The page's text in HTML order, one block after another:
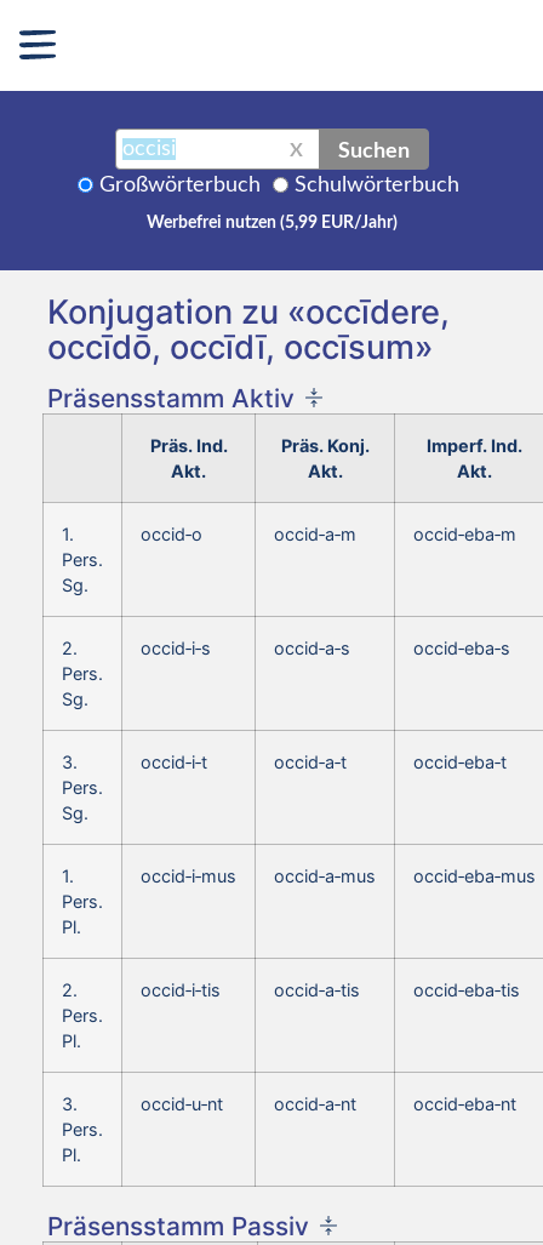
X Suchen
Großwörterbuch Schulwörterbuch
Werbefrei nutzen (5,99 EUR/Jahr)
Konjugation zu «occīdere,
occīdō, occīdī, occīsum»
Präsensstamm Aktiv
Präs. Ind.
Akt.
Präs. Konj.
Akt.
Imperf. Ind.
Akt.
1.
Pers.
Sg.
occid‑o occid‑a‑m occid‑eba‑m
2.
Pers.
Sg.
occid‑i‑s occid‑a‑s occid‑eba‑s
3.
Pers.
Sg.
occid‑i‑t occid‑a‑t occid‑eba‑t
1.
Pers.
Pl.
occid‑i‑mus occid‑a‑mus occid‑eba‑mus
2.
Pers.
Pl.
occid‑i‑tis occid‑a‑tis occid‑eba‑tis
3.
Pers.
Pl.
occid‑u‑nt occid‑a‑nt occid‑eba‑nt
Präsensstamm Passiv